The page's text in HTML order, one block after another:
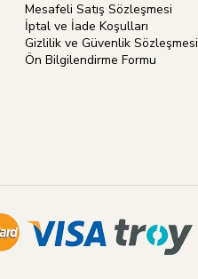
Mesafeli Satış Sözleşmesi
İptal ve İade Koşulları
Gizlilik ve Güvenlik Sözleşmesi
Ön Bilgilendirme Formu